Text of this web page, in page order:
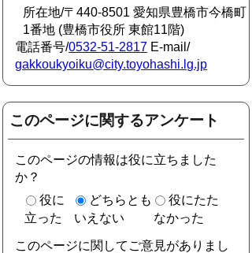
所在地/〒440-8501 愛知県豊橋市今橋町
1番地 (豊橋市役所 東館11階)
電話番号/0532-51-2817 E-mail/
gakkoukyoiku@city.toyohashi.lg.jp
このページに関するアンケート
このページの情報は役に立ちました
か？
役に
立った
どちらとも
いえない
役にたた
なかった
このページに関してご意見がありまし